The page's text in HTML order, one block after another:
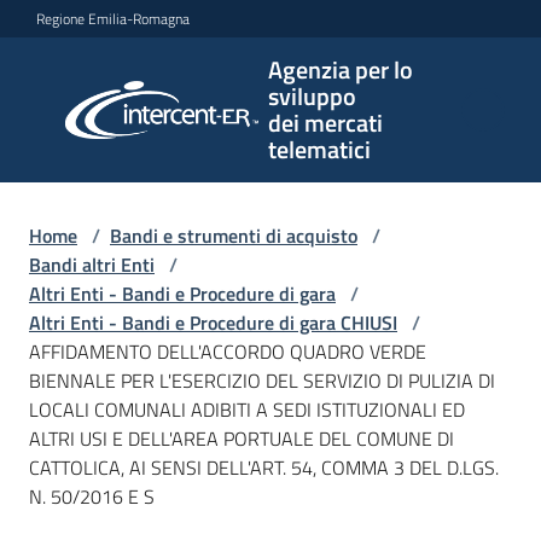
Vai al contenuto
Vai alla navigazione
Vai al footer
Regione Emilia-Romagna
Agenzia per lo
sviluppo
dei mercati
telematici
per lo
sviluppo
telematici
L'Agenzia
Bandi
e
strumenti
Home / Bandi e strumenti di acquisto /
Bandi altri Enti /
Altri Enti - Bandi e Procedure di gara /
Altri Enti - Bandi e Procedure di gara CHIUSI /
AFFIDAMENTO DELL'ACCORDO QUADRO VERDE
BIENNALE PER L'ESERCIZIO DEL SERVIZIO DI PULIZIA DI
LOCALI COMUNALI ADIBITI A SEDI ISTITUZIONALI ED
ALTRI USI E DELL'AREA PORTUALE DEL COMUNE DI
CATTOLICA, AI SENSI DELL'ART. 54, COMMA 3 DEL D.LGS.
N. 50/2016 E S